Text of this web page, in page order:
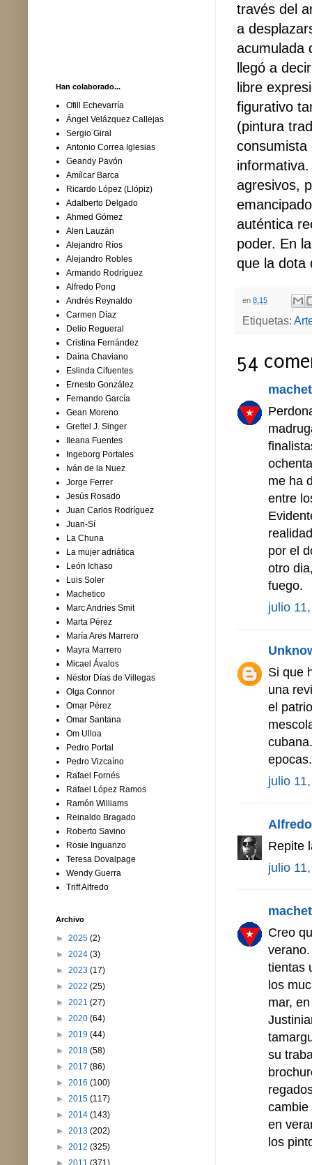
través del
a
acumulada
llegó a
libre
figurativo
(pintura
consumista
agresivos,
auténtica
poder. En
que la dota
en 8:15
Etiquetas:
54
me ha
entre
por el
otro
fuego.
julio
Si que
una
el
epocas.
julio
Repite
julio
Creo
tientas
los
mar,
su
cambie
en
los
Han colaborado...
Ofill Echevarría
Ángel Velázquez Callejas
Sergio Giral
Antonio Correa Iglesias
Geandy Pavón
Amílcar Barca
Ricardo López (Llópiz)
Adalberto Delgado
Ahmed Gómez
Alen Lauzán
Alejandro Ríos
Alejandro Robles
Armando Rodríguez
Alfredo Pong
Andrés Reynaldo
Carmen Díaz
Delio Regueral
Cristina Fernández
Daína Chaviano
Eslinda Cifuentes
Ernesto González
Fernando García
Gean Moreno
Grettel J. Singer
Ileana Fuentes
Ingeborg Portales
Iván de la Nuez
Jorge Ferrer
Jesús Rosado
Juan Carlos Rodríguez
Juan-Sí
La Chuna
La mujer adriática
León Ichaso
Luis Soler
Machetico
Marc Andries Smit
Marta Pérez
María Ares Marrero
Mayra Marrero
Micael Ávalos
Néstor Días de Villegas
Olga Connor
Omar Pérez
Omar Santana
Om Ulloa
Pedro Portal
Pedro Vizcaíno
Rafael Fornés
Rafael López Ramos
Ramón Williams
Reinaldo Bragado
Roberto Savino
Rosie Inguanzo
Teresa Dovalpage
Wendy Guerra
Triff Alfredo
Archivo
► 2025 (2)
► 2024 (3)
► 2023 (17)
► 2022 (25)
► 2021 (27)
► 2020 (64)
► 2019 (44)
► 2018 (58)
► 2017 (86)
► 2016 (100)
► 2015 (117)
► 2014 (143)
► 2013 (202)
► 2012 (325)